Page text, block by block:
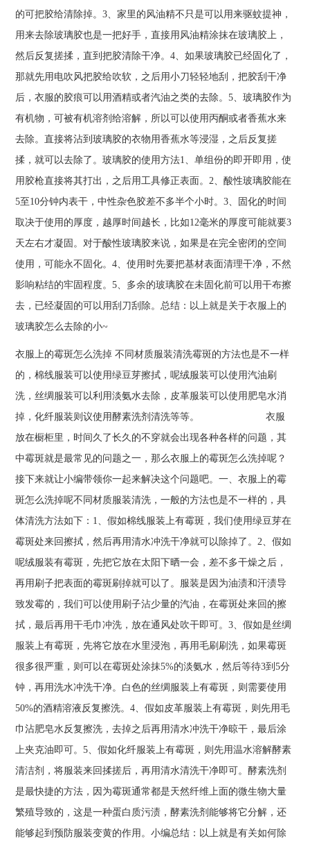
的可把胶给清除掉。3、家里的风油精不只是可以用来驱蚊提神，
用来去除玻璃胶也是一把好手，直接用风油精涂抹在玻璃胶上，
然后反复搓揉，直到把胶清除干净。4、如果玻璃胶已经固化了，
那就先用电吹风把胶给吹软，之后用小刀轻轻地刮，把胶刮干净
后，衣服的胶痕可以用酒精或者汽油之类的去除。5、玻璃胶作为
有机物，可被有机溶剂给溶解，所以可以使用丙酮或者香蕉水来
去除。直接将沾到玻璃胶的衣物用香蕉水等浸湿，之后反复搓
揉，就可以去除了。玻璃胶的使用方法1、单组份的即开即用，使
用胶枪直接将其打出，之后用工具修正表面。2、酸性玻璃胶能在
5至10分钟内表干，中性杂色胶差不多半个小时。3、固化的时间
取决于使用的厚度，越厚时间越长，比如12毫米的厚度可能就要3
天左右才凝固。对于酸性玻璃胶来说，如果是在完全密闭的空间
使用，可能永不固化。4、使用时先要把基材表面清理干净，不然
影响粘结的牢固程度。5、多余的玻璃胶在未固化前可以用干布擦
去，已经凝固的可以用刮刀刮除。总结：以上就是关于衣服上的
玻璃胶怎么去除的小~
衣服上的霉斑怎么洗掉 不同材质服装清洗霉斑的方法也是不一样
的，棉线服装可以使用绿豆芽擦拭，呢绒服装可以使用汽油刷
洗，丝绸服装可以利用淡氨水去除，皮革服装可以使用肥皂水消
掉，化纤服装则议使用酵素洗剂清洗等等。 衣服
放在橱柜里，时间久了长久的不穿就会出现各种各样的问题，其
中霉斑就是最常见的问题之一，那么衣服上的霉斑怎么洗掉呢？
接下来就让小编带领你一起来解决这个问题吧。一、衣服上的霉
斑怎么洗掉呢不同材质服装清洗，一般的方法也是不一样的，具
体清洗方法如下：1、假如棉线服装上有霉斑，我们使用绿豆芽在
霉斑处来回擦拭，然后再用清水冲洗干净就可以除掉了。2、假如
呢绒服装有霉斑，先把它放在太阳下晒一会，差不多干燥之后，
再用刷子把表面的霉斑刷掉就可以了。服装是因为油渍和汗渍导
致发霉的，我们可以使用刷子沾少量的汽油，在霉斑处来回的擦
拭，最后再用干毛巾冲洗，放在通风处吹干即可。3、假如是丝绸
服装上有霉斑，先将它放在水里浸泡，再用毛刷刷洗，如果霉斑
很多很严重，则可以在霉斑处涂抹5%的淡氨水，然后等待3到5分
钟，再用洗水冲洗干净。白色的丝绸服装上有霉斑，则需要使用
50%的酒精溶液反复擦洗。4、假如皮革服装上有霉斑，则先用毛
巾沾肥皂水反复擦洗，去掉之后再用清水冲洗干净晾干，最后涂
上夹克油即可。5、假如化纤服装上有霉斑，则先用温水溶解酵素
清洁剂，将服装来回揉搓后，再用清水清洗干净即可。酵素洗剂
是最快捷的方法，因为霉斑通常都是天然纤维上面的微生物大量
繁殖导致的，这是一种蛋白质污渍，酵素洗剂能够将它分解，还
能够起到预防服装变黄的作用。小编总结：以上就是有关如何除